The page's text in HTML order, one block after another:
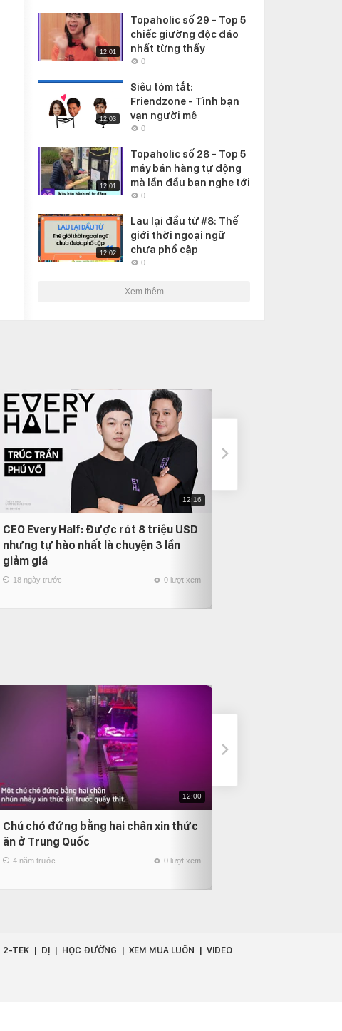
12:01
Topaholic số 29 - Top 5
chiếc giường độc đáo
nhất từng thấy
0
12:03
Siêu tóm tắt:
Friendzone - Tình bạn
vạn người mê
0
12:01
Topaholic số 28 - Top 5
máy bán hàng tự động
mà lần đầu bạn nghe tới
0
12:02
Lau lại đầu từ #8: Thế
giới thời ngoại ngữ
chưa phổ cập
0
Xem thêm
12:16
CEO Every Half: Được rót 8 triệu USD
nhưng tự hào nhất là chuyện 3 lần
giảm giá
18 ngày trước 0 lượt xem
12:00
Chú chó đứng bằng hai chân xin thức
ăn ở Trung Quốc
4 năm trước 0 lượt xem
2-TEK DỊ HỌC ĐƯỜNG XEM MUA LUÔN VIDEO